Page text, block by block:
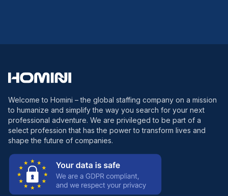
Welcome to Homini – the global staffing company on a mission
to humanize and simplify the way you search for your next
professional adventure. We are privileged to be part of a
select profession that has the power to transform lives and
shape the future of companies.